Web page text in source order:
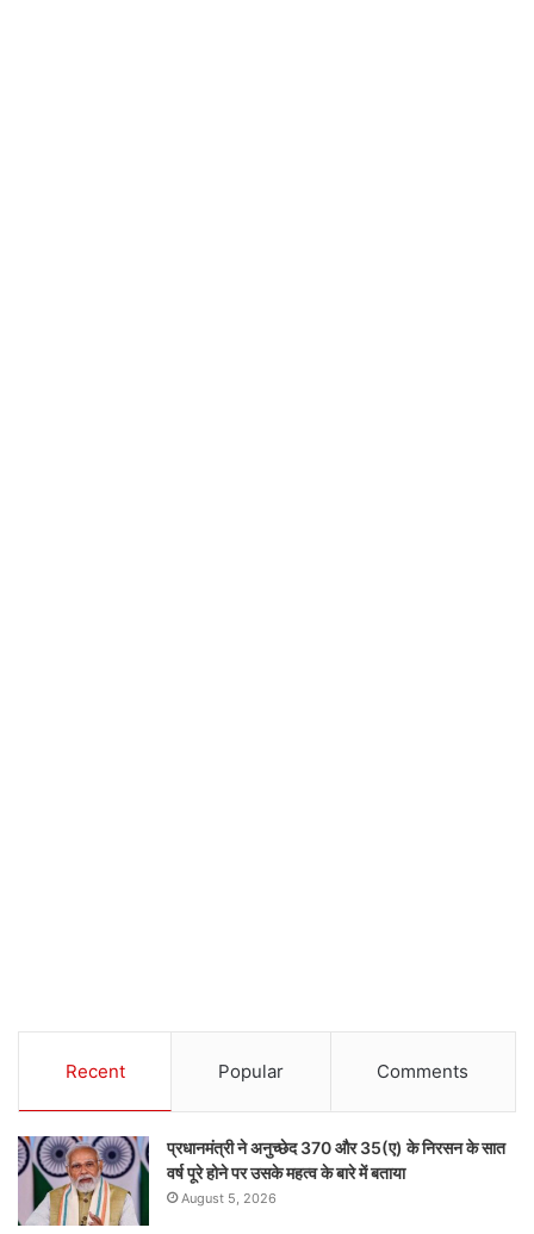
Recent Popular Comments
प्रधानमंत्री ने अनुच्छेद 370 और 35(ए) के निरसन के सात
वर्ष पूरे होने पर उसके महत्व के बारे में बताया
August 5, 2026